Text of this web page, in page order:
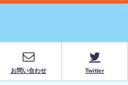
お問い合わせ Twitter